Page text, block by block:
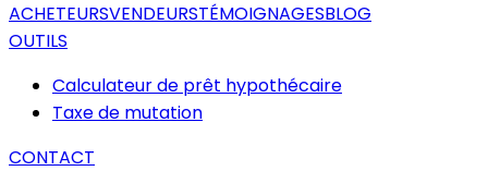
ACHETEURSVENDEURSTÉMOIGNAGESBLOG
OUTILS
Calculateur de prêt hypothécaire
Taxe de mutation
CONTACT